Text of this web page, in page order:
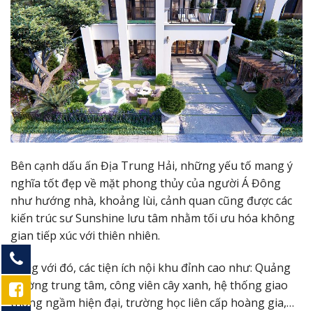
Bên cạnh dấu ấn Địa Trung Hải, những yếu tố mang ý
nghĩa tốt đẹp về mặt phong thủy của người Á Đông
như hướng nhà, khoảng lùi, cảnh quan cũng được các
kiến trúc sư Sunshine lưu tâm nhằm tối ưu hóa không
gian tiếp xúc với thiên nhiên.
Cùng với đó, các tiện ích nội khu đỉnh cao như: Quảng
trường trung tâm, công viên cây xanh, hệ thống giao
thông ngầm hiện đại, trường học liên cấp hoàng gia,…